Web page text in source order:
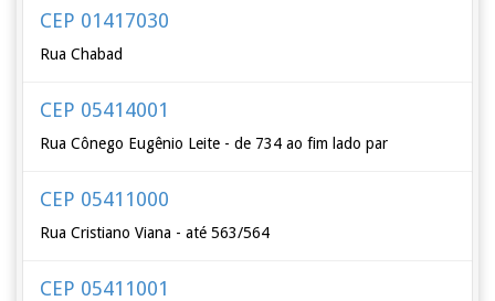
CEP 01417030
Rua Chabad
CEP 05414001
Rua Cônego Eugênio Leite - de 734 ao fim lado par
CEP 05411000
Rua Cristiano Viana - até 563/564
CEP 05411001